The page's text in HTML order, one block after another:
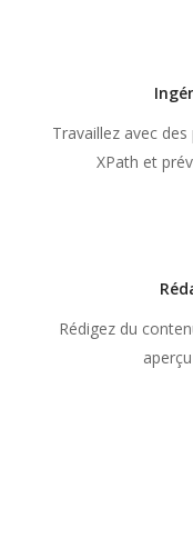
Travaillez avec
XPath et
Rédigez du